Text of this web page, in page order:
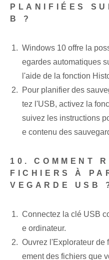
PLANIFIÉES
B ?
Windows 10 offre la
egardes automatiques
l'aide de la fonction
Pour planifier des
tez l'USB, activez la
suivez les instructions
e contenu des
10. COMMENT
FICHIERS À
VEGARDE USB
Connectez la clé USB
e ordinateur.
Ouvrez l'Explorateur de
ement des fichiers que